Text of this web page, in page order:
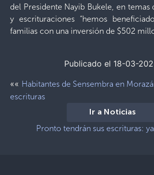
del Presidente Nayib Bukele, en temas
y escrituraciones “hemos
familias con una inversión de $502
Publicado el 18-03-
«« Habitantes de Sensembra en
escrituras
Ir a Noticias
Pronto tendrán sus escrituras: